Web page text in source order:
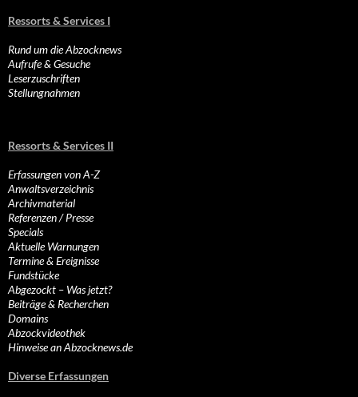
Ressorts & Services I
Rund um die Abzocknews
Aufrufe & Gesuche
Leserzuschriften
Stellungnahmen
Ressorts & Services II
Erfassungen von A-Z
Anwaltsverzeichnis
Archivmaterial
Referenzen / Presse
Specials
Aktuelle Warnungen
Termine & Ereignisse
Fundstücke
Abgezockt – Was jetzt?
Beiträge & Recherchen
Domains
Abzockvideothek
Hinweise an Abzocknews.de
Diverse Erfassungen